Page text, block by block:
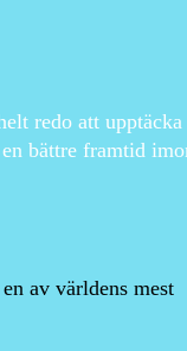
redo att
bättre framtid
av världens mest